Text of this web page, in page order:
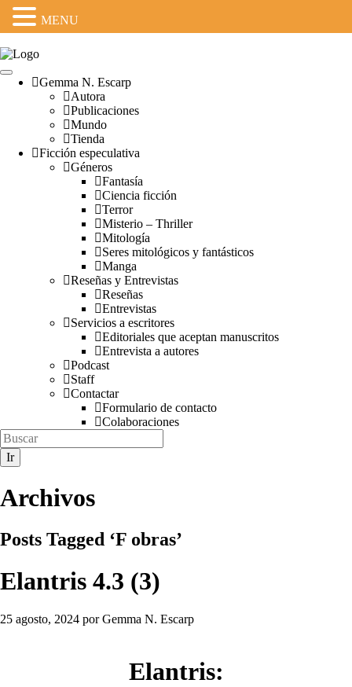
Gemma N. Escarp
Autora
Publicaciones
Mundo
Tienda
Ficción especulativa
Géneros
Fantasía
Ciencia ficción
Terror
Misterio – Thriller
Mitología
Seres mitológicos y fantásticos
Manga
Reseñas y Entrevistas
Reseñas
Entrevistas
Servicios a escritores
Editoriales que aceptan manuscritos
Entrevista a autores
Podcast
Staff
Contactar
Formulario de contacto
Colaboraciones
Archivos
Posts Tagged ‘F obras’
Elantris 4.3 (3)
25 agosto, 2024 porGemma N. Escarp
Elantris:
MENU